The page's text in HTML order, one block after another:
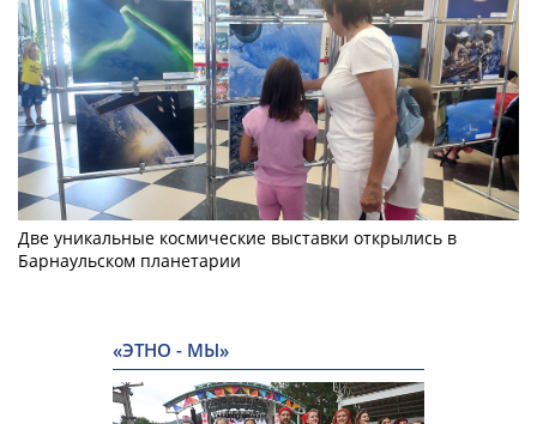
Две уникальные космические выставки открылись в
Барнаульском планетарии
«ЭТНО - МЫ»